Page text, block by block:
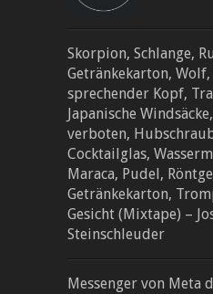
Skorpion, Schlange,
Getränkekarton,
sprechender Kopf,
Japanische
verboten,
Cocktailglas,
Maraca, Pudel,
Getränkekarton,
Gesicht (Mixtape) –
Steinschleuder
Messenger von Meta